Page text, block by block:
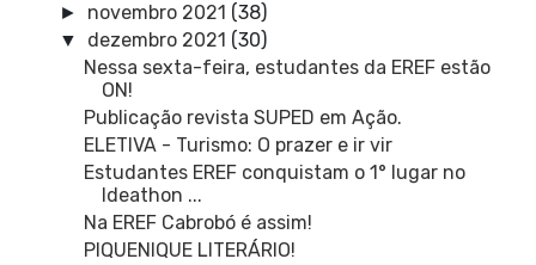
► novembro 2021 (38)
▼ dezembro 2021 (30)
Nessa sexta-feira, estudantes da EREF estão
ON!
Publicação revista SUPED em Ação.
ELETIVA - Turismo: O prazer e ir vir
Estudantes EREF conquistam o 1° lugar no
Ideathon ...
Na EREF Cabrobó é assim!
PIQUENIQUE LITERÁRIO!